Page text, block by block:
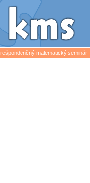
matematický seminár